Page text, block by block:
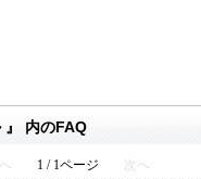
』 内のFAQ
1 / 1ページ 次へ